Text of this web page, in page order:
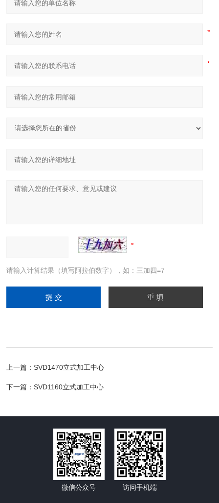
请输入计算结果（填写阿拉伯数字），如：三加四=7
上一篇：SVD1470立式加工中心
下一篇：SVD1160立式加工中心
微信公众号 访问手机端